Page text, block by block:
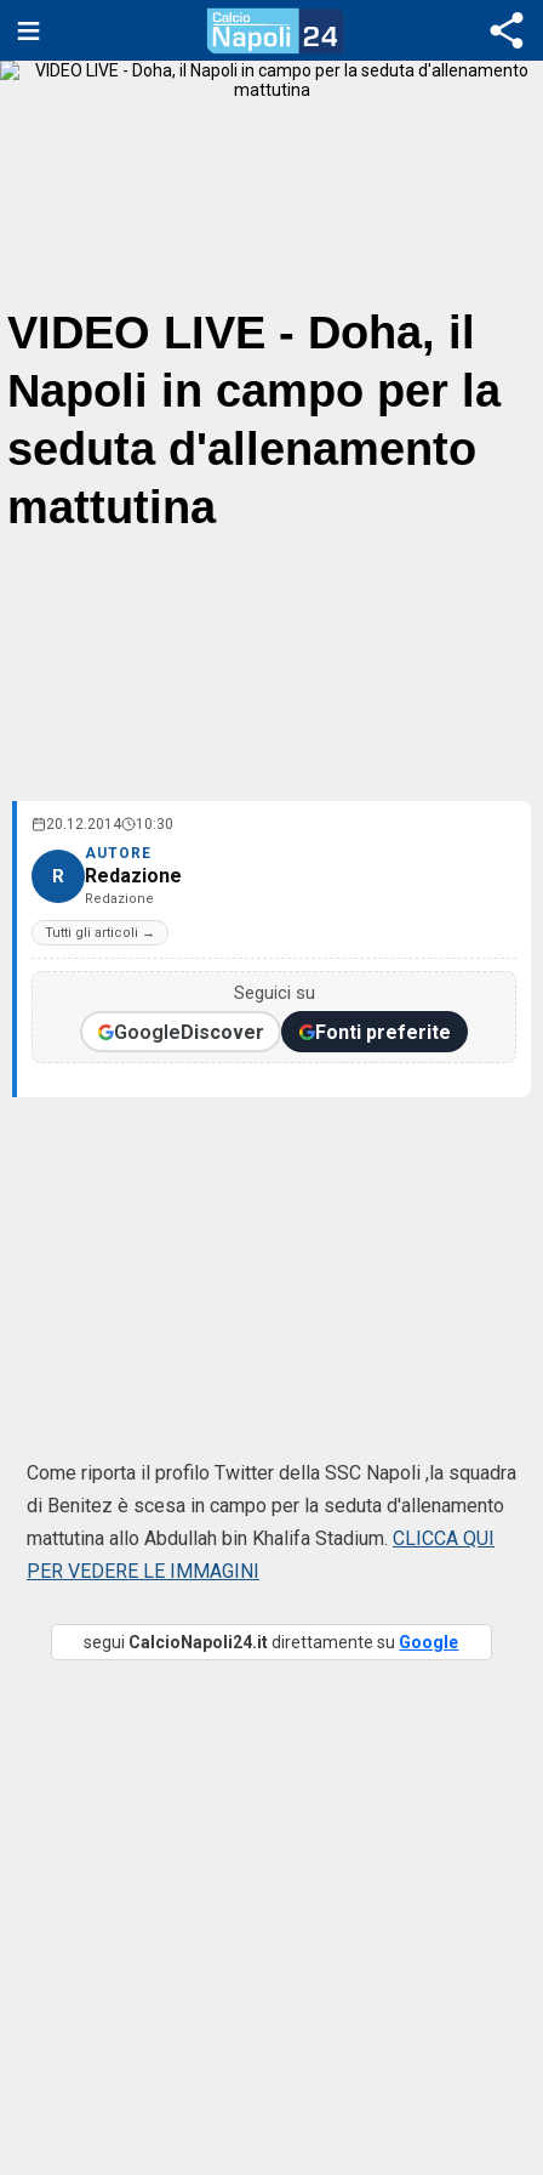
VIDEO LIVE - Doha, il
Napoli in campo per la
seduta d'allenamento
mattutina
20.12.2014 10:30
R
AUTORE
Redazione
Redazione
Tutti gli articoli →
Seguici su
GoogleDiscover Fonti preferite
Come riporta il profilo Twitter della SSC Napoli ,la squadra
di Benitez è scesa in campo per la seduta d'allenamento
mattutina allo Abdullah bin Khalifa Stadium. CLICCA QUI
PER VEDERE LE IMMAGINI
segui CalcioNapoli24.itdirettamente su Google